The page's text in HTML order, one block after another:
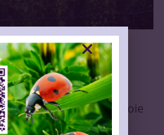
halen
2019
wereld. Bezoeken mooie
en Rome, maar o ...